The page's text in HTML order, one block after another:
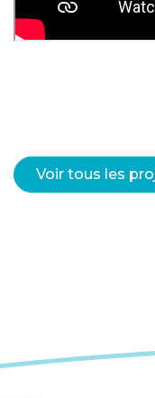
Voir tous les